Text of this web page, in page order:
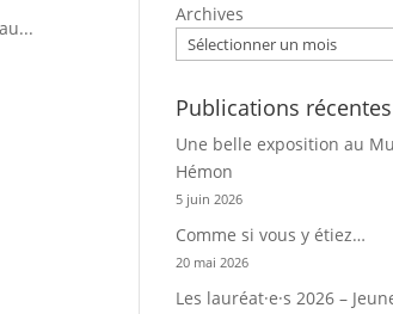
Archives
Publications récentes
Une belle exposition au
Hémon
5 juin 2026
Comme si vous y étiez…
20 mai 2026
Les lauréat·e·s 2026 –